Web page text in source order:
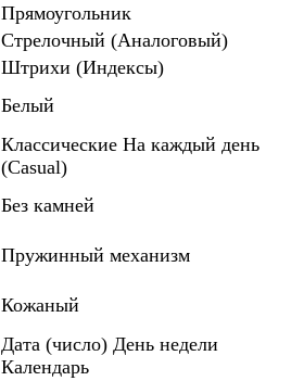
Прямоугольник
Стрелочный (Аналоговый)
Штрихи (Индексы)
Белый
Классические На каждый день
(Casual)
Без камней
Пружинный механизм
Кожаный
Дата (число) День недели
Календарь